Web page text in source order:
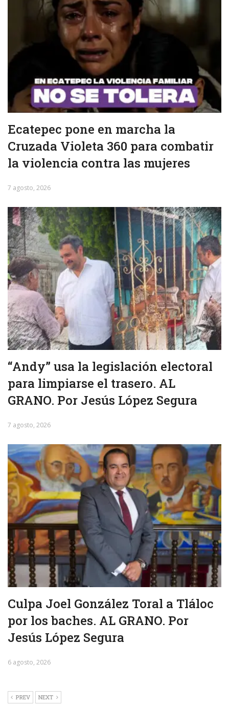
Ecatepec pone en marcha la
Cruzada Violeta 360 para combatir
la violencia contra las mujeres
7 agosto, 2026
“Andy” usa la legislación electoral
para limpiarse el trasero. AL
GRANO. Por Jesús López Segura
7 agosto, 2026
Culpa Joel González Toral a Tláloc
por los baches. AL GRANO. Por
Jesús López Segura
6 agosto, 2026
PREV NEXT